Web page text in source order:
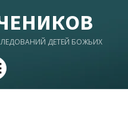
ДЕТЕЙ БОЖЬИХ